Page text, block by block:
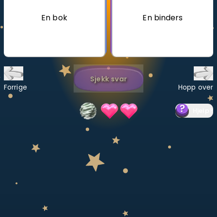
Bestill privatundervisning
LÆREPLAN
Velg læreplan
Logg inn
En bok En binders
Forrige
Sjekk svar
Hopp over
?